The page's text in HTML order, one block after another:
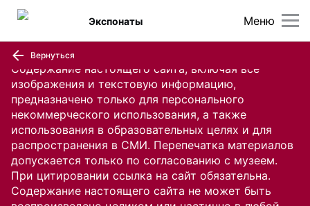
Содержание настоящего сайта, включая все
изображения и текстовую информацию,
предназначено только для персонального
некоммерческого использования, а также
использования в образовательных целях и для
распространения в СМИ. Перепечатка материалов
допускается только по согласованию с музеем.
При цитировании ссылка на сайт обязательна.
Содержание настоящего сайта не может быть
Меню
Экспонаты
Вернуться